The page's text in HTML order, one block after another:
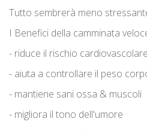
Tutto sembrerà meno
I Benefici della camminata
- riduce il rischio cardiovascolare
- aiuta a controllare il peso
- mantiene sani ossa & muscoli
- migliora il tono dell'umore